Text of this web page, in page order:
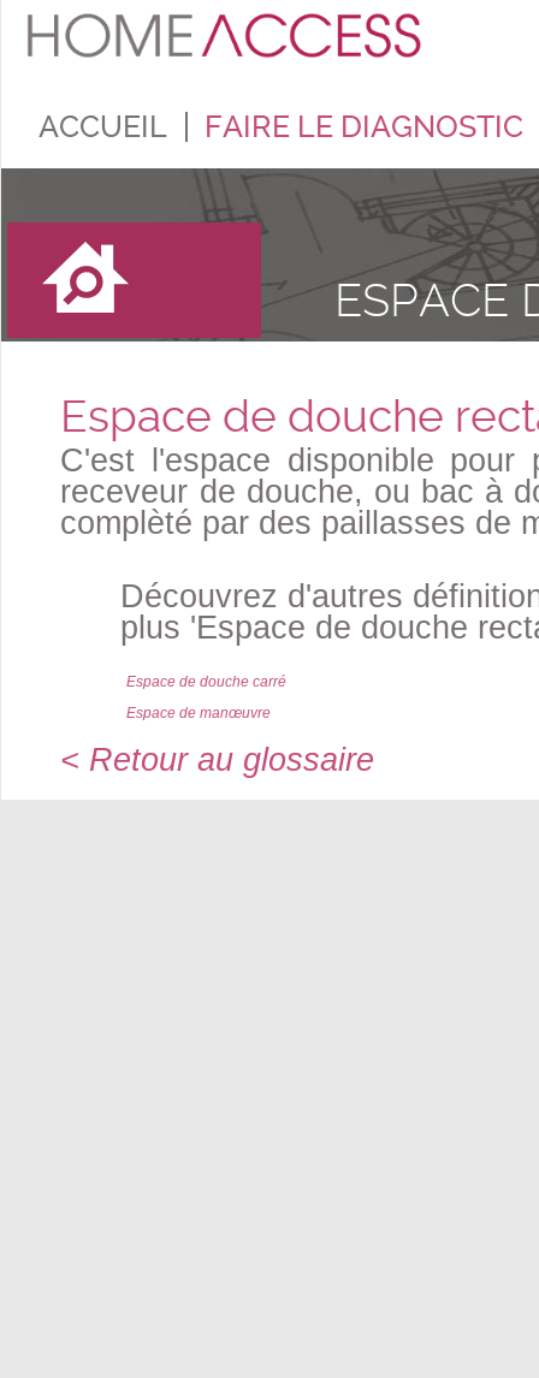
ACCUEIL FAIRE LE DIAGNOSTIC
ESPACE
Espace de douche
C'est l'espace disponible
receveur de douche, ou bac à
complèté par des paillasses de
Découvrez d'autres
plus 'Espace de douche
Espace de douche carré
Espace de manœuvre
< Retour au glossaire